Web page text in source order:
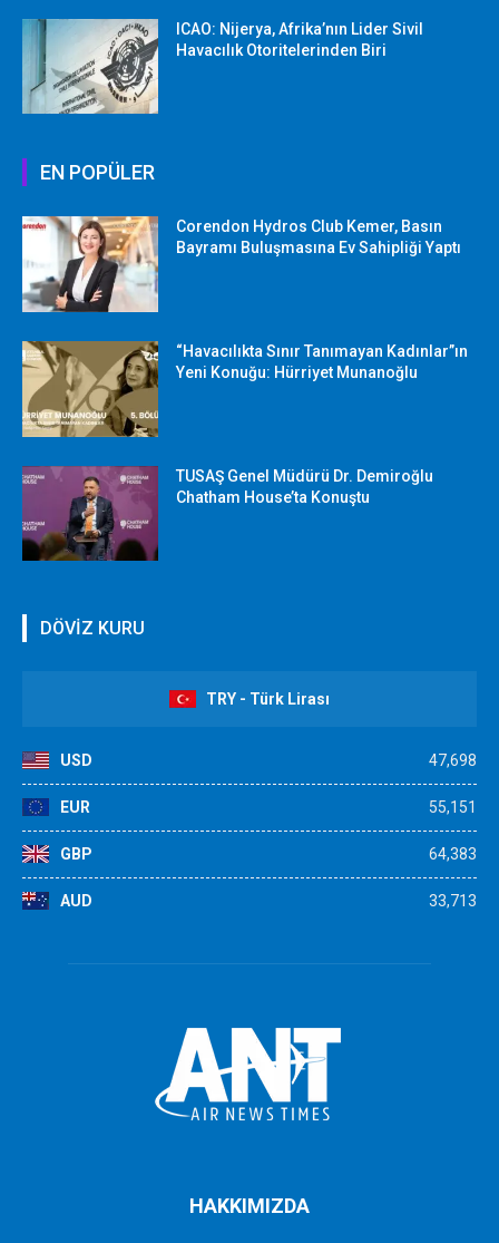
ICAO: Nijerya, Afrika’nın Lider Sivil
Havacılık Otoritelerinden Biri
EN POPÜLER
Corendon Hydros Club Kemer, Basın
Bayramı Buluşmasına Ev Sahipliği Yaptı
“Havacılıkta Sınır Tanımayan Kadınlar”ın
Yeni Konuğu: Hürriyet Munanoğlu
TUSAŞ Genel Müdürü Dr. Demiroğlu
Chatham House’ta Konuştu
DÖVİZ KURU
TRY - Türk Lirası
USD 47,698
EUR 55,151
GBP 64,383
AUD 33,713
HAKKIMIZDA